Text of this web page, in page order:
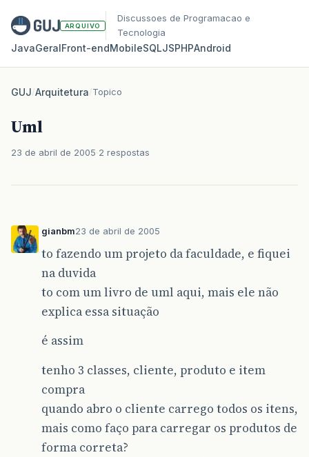
ARQUIVO
Discussoes de Programacao e
Tecnologia
JavaGeralFront‑endMobileSQLJSPHPAndroid
GUJ/Arquitetura/Topico
Uml
23 de abril de 2005 2 respostas
gianbm23 de abril de 2005
to fazendo um projeto da faculdade, e fiquei
na duvida
to com um livro de uml aqui, mais ele não
explica essa situação
é assim
tenho 3 classes, cliente, produto e item
compra
quando abro o cliente carrego todos os itens,
mais como faço para carregar os produtos de
forma correta?